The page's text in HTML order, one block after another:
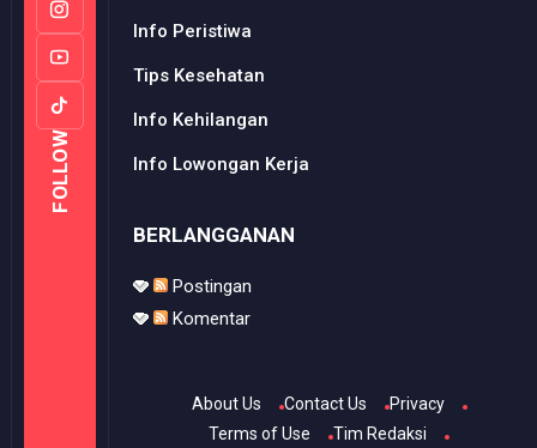
FOLLOW
Info Peristiwa
Tips Kesehatan
Info Kehilangan
Info Lowongan Kerja
BERLANGGANAN
Postingan
Komentar
About Us Contact Us
Privacy
Terms of Use
Tim Redaksi